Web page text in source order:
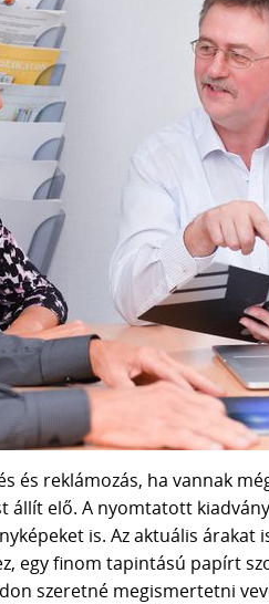
reklámozás, ha vannak
állít elő. A nyomtatott
is. Az aktuális
egy finom tapintású papírt
szeretné megismertetni